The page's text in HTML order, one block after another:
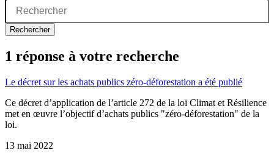
Rechercher
1 réponse à votre recherche
Le décret sur les achats publics zéro-déforestation a été publié
Ce décret d’application de l’article 272 de la loi Climat et Résilience
met en œuvre l’objectif d’achats publics "zéro-déforestation" de la
loi.
13 mai 2022